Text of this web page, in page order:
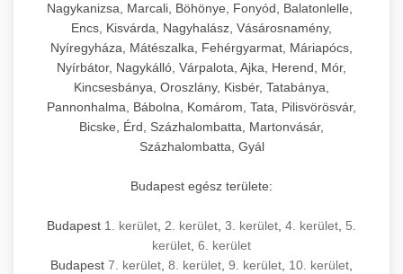
Nagykanizsa, Marcali, Böhönye, Fonyód, Balatonlelle,
Encs, Kisvárda, Nagyhalász, Vásárosnamény,
Nyíregyháza, Mátészalka, Fehérgyarmat, Máriapócs,
Nyírbátor, Nagykálló, Várpalota, Ajka, Herend, Mór,
Kincsesbánya, Oroszlány, Kisbér, Tatabánya,
Pannonhalma, Bábolna, Komárom, Tata, Pilisvörösvár,
Bicske, Érd, Százhalombatta, Martonvásár,
Százhalombatta, Gyál
Budapest egész területe:
Budapest 1. kerület, 2. kerület, 3. kerület, 4. kerület, 5.
kerület, 6. kerület
Budapest 7. kerület, 8. kerület, 9. kerület, 10. kerület,